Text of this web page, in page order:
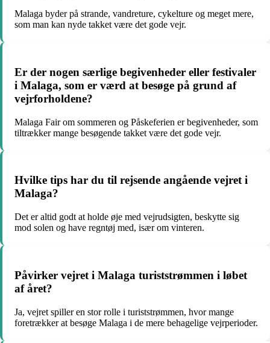
Malaga byder på strande, vandreture, cykelture og meget mere,
som man kan nyde takket være det gode vejr.
Er der nogen særlige begivenheder eller festivaler
i Malaga, som er værd at besøge på grund af
vejrforholdene?
Malaga Fair om sommeren og Påskeferien er begivenheder, som
tiltrækker mange besøgende takket være det gode vejr.
Hvilke tips har du til rejsende angående vejret i
Malaga?
Det er altid godt at holde øje med vejrudsigten, beskytte sig
mod solen og have regntøj med, især om vinteren.
Påvirker vejret i Malaga turiststrømmen i løbet
af året?
Ja, vejret spiller en stor rolle i turiststrømmen, hvor mange
foretrækker at besøge Malaga i de mere behagelige vejrperioder.